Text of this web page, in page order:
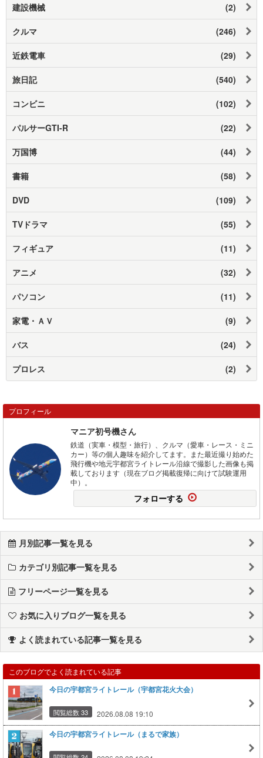
建設機械 (2)
クルマ (246)
近鉄電車 (29)
旅日記 (540)
コンビニ (102)
パルサーGTI-R (22)
万国博 (44)
書籍 (58)
DVD (109)
TVドラマ (55)
フィギュア (11)
アニメ (32)
パソコン (11)
家電・ＡＶ (9)
バス (24)
プロレス (2)
プロフィール
マニア初号機さん
鉄道（実車・模型・旅行）、クルマ（愛車・レース・ミニ
カー）等の個人趣味を紹介してます。また最近撮り始めた
飛行機や地元宇都宮ライトレール沿線で撮影した画像も掲
載しております（現在ブログ掲載復帰に向けて試験運用
中）。
フォローする
月別記事一覧を見る
カテゴリ別記事一覧を見る
フリーページ一覧を見る
お気に入りブログ一覧を見る
よく読まれている記事一覧を見る
このブログでよく読まれている記事
今日の宇都宮ライトレール（宇都宮花火大会）
閲覧総数 33 2026.08.08 19:10
今日の宇都宮ライトレール（まるで家族）